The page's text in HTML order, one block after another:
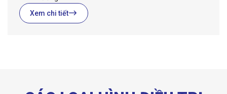
Xem chi tiết